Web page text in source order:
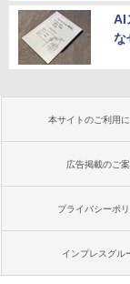
AI
な
本サイトのご利用
広告掲載のご
プライバシーポ
インプレスグル